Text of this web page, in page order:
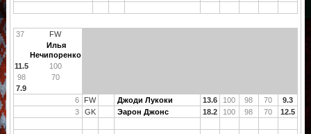
37
FW
Илья
Нечипоренко
11.5
100
98
70
7.9
6
FW Джоди Лукоки 13.6 100 98 70
9.3
3
GK Эарон Джонс 18.2 100 98 70 12.5